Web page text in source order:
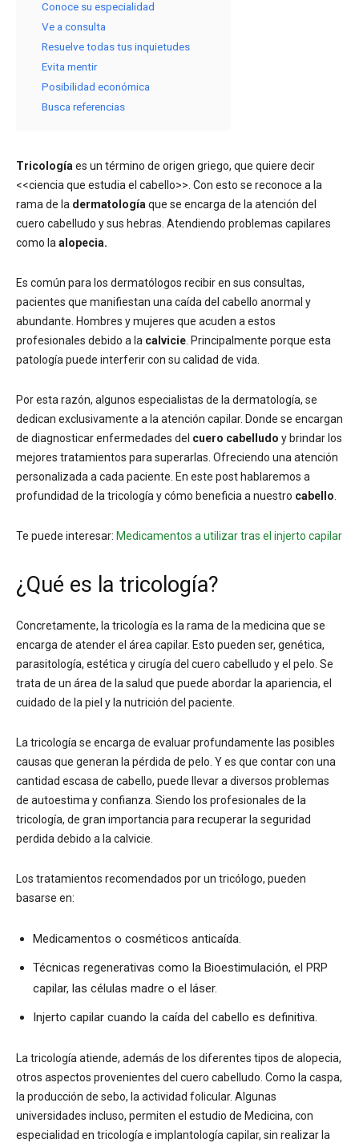
Conoce su especialidad
Ve a consulta
Resuelve todas tus inquietudes
Evita mentir
Posibilidad económica
Busca referencias
Tricología es un término de origen griego, que quiere decir
<<ciencia que estudia el cabello>>. Con esto se reconoce a la
rama de la dermatología que se encarga de la atención del
cuero cabelludo y sus hebras. Atendiendo problemas capilares
como la alopecia.
Es común para los dermatólogos recibir en sus consultas,
pacientes que manifiestan una caída del cabello anormal y
abundante. Hombres y mujeres que acuden a estos
profesionales debido a la calvicie . Principalmente porque esta
patología puede interferir con su calidad de vida.
Por esta razón, algunos especialistas de la dermatología, se
dedican exclusivamente a la atención capilar. Donde se encargan
de diagnosticar enfermedades del cuero cabelludo y brindar los
mejores tratamientos para superarlas. Ofreciendo una atención
personalizada a cada paciente. En este post hablaremos a
profundidad de la tricología y cómo beneficia a nuestro cabello
Te puede interesar: Medicamentos a utilizar tras el injerto capilar
¿Qué es la tricología?
Concretamente, la tricología es la rama de la medicina que se
encarga de atender el área capilar. Esto pueden ser, genética,
parasitología, estética y cirugía del cuero cabelludo y el pelo. Se
trata de un área de la salud que puede abordar la apariencia, el
cuidado de la piel y la nutrición del paciente.
La tricología se encarga de evaluar profundamente las posibles
causas que generan la pérdida de pelo. Y es que contar con una
cantidad escasa de cabello, puede llevar a diversos problemas
de autoestima y confianza. Siendo los profesionales de la
tricología, de gran importancia para recuperar la seguridad
perdida debido a la calvicie.
Los tratamientos recomendados por un tricólogo, pueden
basarse en:
Medicamentos o cosméticos anticaída.
Técnicas regenerativas como la Bioestimulación, el PRP
capilar, las células madre o el láser.
Injerto capilar cuando la caída del cabello es definitiva.
La tricología atiende, además de los diferentes tipos de alopecia,
otros aspectos provenientes del cuero cabelludo. Como la caspa,
la producción de sebo, la actividad folicular. Algunas
universidades incluso, permiten el estudio de Medicina, con
especialidad en tricología e implantología capilar, sin realizar la